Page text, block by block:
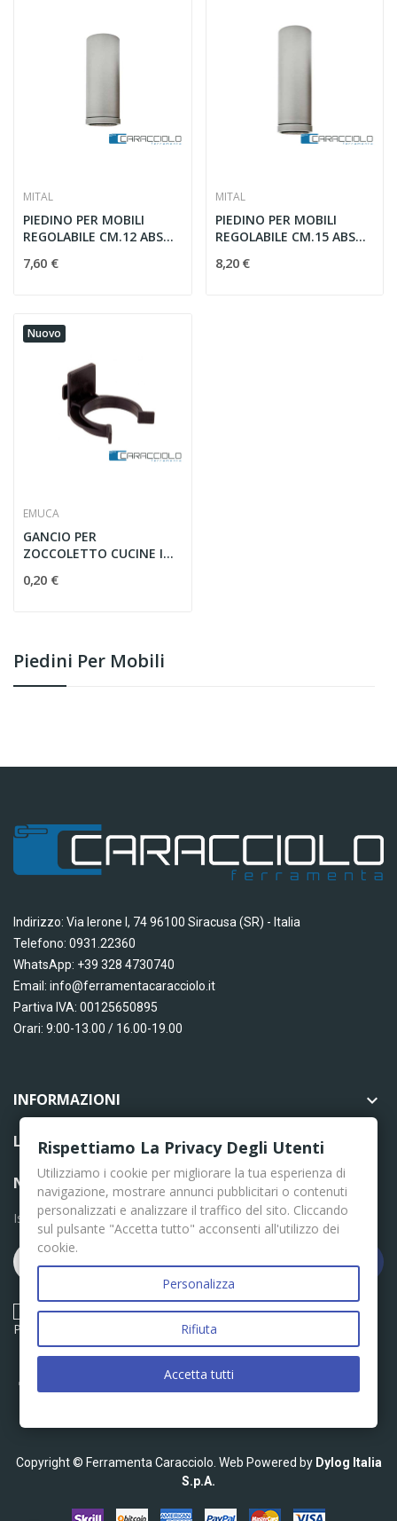
Piedini Per Mobili
MITAL
PIEDINO PER MOBILI
REGOLABILE CM.12 ABS
7,60 €
MITAL
PIEDINO PER MOBILI
REGOLABILE CM.15 ABS
8,20 €
Nuovo
EMUCA
GANCIO PER
ZOCCOLETTO CUCINE IN
0,20 €
Indirizzo: Via Ierone I, 74 96100 Siracusa (SR) - Italia
Telefono: 0931.22360
WhatsApp: +39 328 4730740
Email: info@ferramentacaracciolo.it
Partiva IVA: 00125650895
Orari: 9:00-13.00 / 16.00-19.00
INFORMAZIONI 
LINK UTILI
NEWSLETTER
Iscriviti per le ultime news
Iscriviti
Acconsento ai termini e condizioni descritti nella Privacy
Policy
Copyright © Ferramenta Caracciolo. Web Powered by Dylog Italia
S.p.A.
Rispettiamo La Privacy Degli Utenti
Utilizziamo i cookie per migliorare la tua esperienza di
navigazione, mostrare annunci pubblicitari o contenuti
personalizzati e analizzare il traffico del sito. Cliccando
sul pulsante "Accetta tutto" acconsenti all'utilizzo dei
cookie.
Personalizza
Rifiuta
Accetta tutti